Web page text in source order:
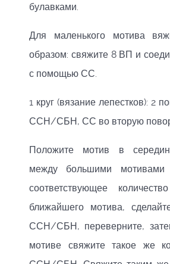
булавками.
Для маленького мотива
образом: свяжите 8 ВП и
с помощью СС.
1 круг (вязание лепестков): 2
ССН/СБН, СС во вторую
Положите мотив в
между большими
соответствующее
ближайшего мотива,
ССН/СБН, переверните,
мотиве свяжите такое же